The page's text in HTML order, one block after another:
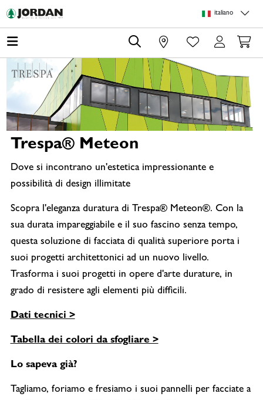
italiano
0
Trespa® Meteon
Dove si incontrano un'estetica impressionante e
possibilità di design illimitate
Scopra l'eleganza duratura di Trespa® Meteon®. Con la
sua durata impareggiabile e il suo fascino senza tempo,
questa soluzione di facciata di qualità superiore porta i
suoi progetti architettonici ad un nuovo livello.
Trasforma i suoi progetti in opere d'arte durature, in
grado di resistere agli elementi più difficili.
Dati tecnici >
Tabella dei colori da sfogliare >
Lo sapeva già?
Tagliamo, foriamo e fresiamo i suoi pannelli per facciate a